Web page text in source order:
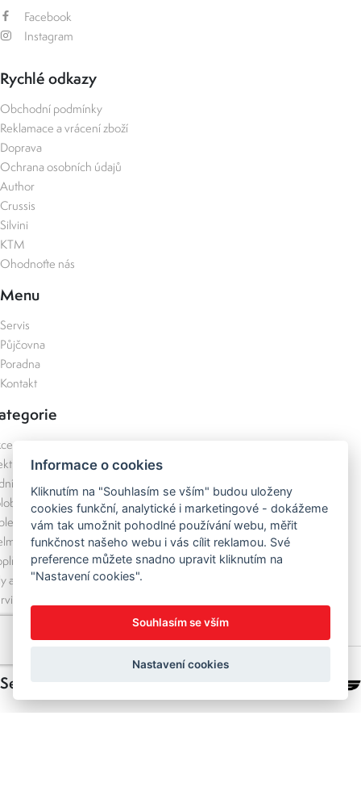
Facebook
Instagram
Rychlé odkazy
Obchodní podmínky
Reklamace a vrácení zboží
Doprava
Ochrana osobních údajů
Author
Crussis
Silvini
KTM
Ohodnoťte nás
Menu
Servis
Půjčovna
Poradna
Kontakt
kola
a odrážedla
brýle, tretry
na kolo
a komponenty
a údržba
Sedláček s.r.o.
Informace o cookies
Kliknutím na "Souhlasím se vším" budou uloženy
cookies funkční, analytické i marketingové - dokážeme
vám tak umožnit pohodlné používání webu, měřit
funkčnost našeho webu i vás cílit reklamou. Své
preference můžete snadno upravit kliknutím na
"Nastavení cookies".
Souhlasím se vším
Nastavení cookies